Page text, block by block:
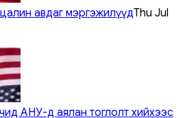
авдаг мэргэжилүүдThu Jul
АНУ-д аялан тоглолт хийхээс